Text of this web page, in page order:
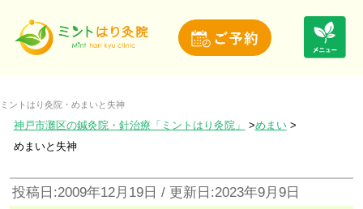
ミントはり灸院・めまいと失神
神戸市灘区の鍼灸院・針治療「ミントはり灸院」
めまい
めまいと失神
投稿日:2009年12月19日 / 更新日:2023年9月9日